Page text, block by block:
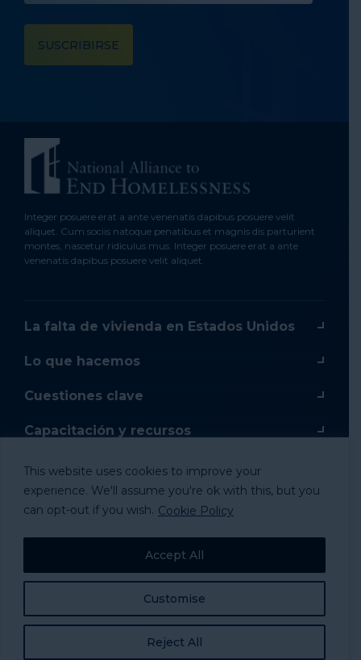
This website uses cookies to improve your
experience. We'll assume you're ok with this, but you
can opt-out if you wish. Cookie Policy
Customise
Reject All
Accept All
Integer posuere erat a ante venenatis dapibus posuere velit
aliquet. Cum sociis natoque penatibus et magnis dis parturient
montes, nascetur ridiculus mus. Integer posuere erat a ante
venenatis dapibus posuere velit aliquet.
La falta de vivienda en Estados Unidos
Lo que hacemos
Cuestiones clave
Capacitación y recursos
Capacitación en línea
Donar
Mercancía
Tomar acción